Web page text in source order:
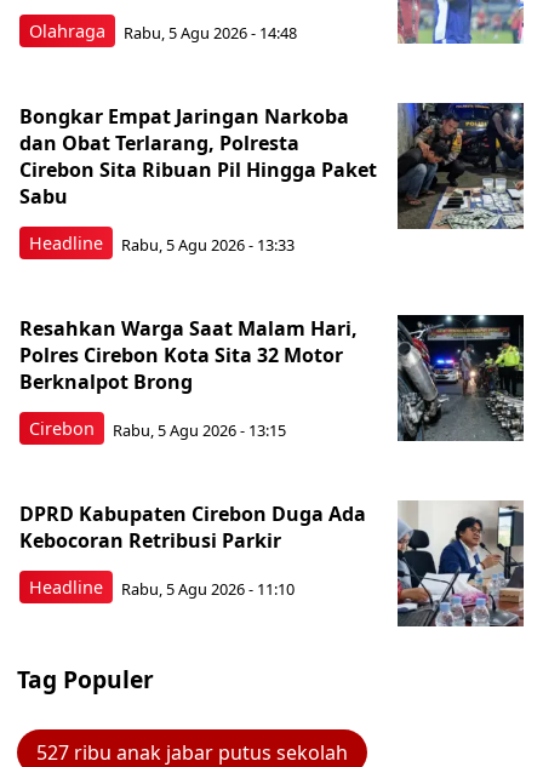
Olahraga Rabu, 5 Agu 2026 - 14:48
Headline
Bongkar Empat Jaringan Narkoba
dan Obat Terlarang, Polresta
Cirebon Sita Ribuan Pil Hingga Paket
Sabu
Rabu, 5 Agu 2026 - 13:33
Cirebon
Resahkan Warga Saat Malam Hari,
Polres Cirebon Kota Sita 32 Motor
Berknalpot Brong
Rabu, 5 Agu 2026 - 13:15
Headline
DPRD Kabupaten Cirebon Duga Ada
Kebocoran Retribusi Parkir
Rabu, 5 Agu 2026 - 11:10
Tag Populer
527 ribu anak jabar putus sekolah